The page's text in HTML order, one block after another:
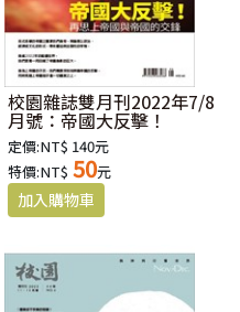
校園雜誌雙月刊2022年7/8
月號：帝國大反擊！
定價:NT$ 140元
特價:NT$ 50元